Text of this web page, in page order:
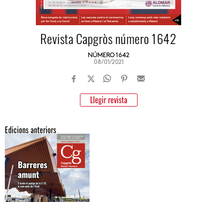
Revista Capgròs número 1642
NÚMERO 1642
08/01/2021
Llegir revista
Edicions anteriors